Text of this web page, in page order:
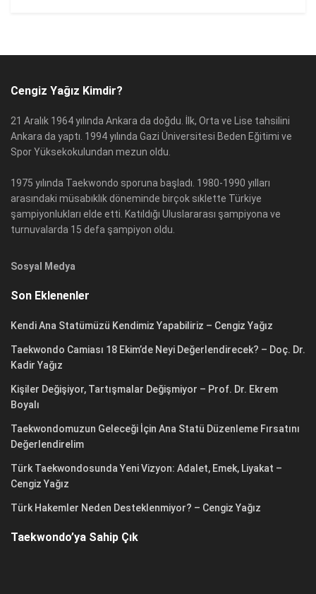
Cengiz Yağız Kimdir?
21 Aralık 1964 yılında Ankara da doğdu. İlk, Orta ve Lise tahsilini
Ankara da yaptı. 1994 yılında Gazi Üniversitesi Beden Eğitimi ve
Spor Yüksekokulundan mezun oldu.
1975 yılında Taekwondo sporuna başladı. 1980-1990 yılları
arasındaki müsabıklık döneminde birçok sıklette Türkiye
şampiyonlukları elde etti. Katıldığı Uluslararası şampiyona ve
turnuvalarda 15 defa şampiyon oldu.
Sosyal Medya
Son Eklenenler
Kendi Ana Statümüzü Kendimiz Yapabiliriz – Cengiz Yağız
Taekwondo Camiası 18 Ekim’de Neyi Değerlendirecek? – Doç. Dr.
Kadir Yağız
Kişiler Değişiyor, Tartışmalar Değişmiyor – Prof. Dr. Ekrem
Boyalı
Taekwondomuzun Geleceği İçin Ana Statü Düzenleme Fırsatını
Değerlendirelim
Türk Taekwondosunda Yeni Vizyon: Adalet, Emek, Liyakat –
Cengiz Yağız
Türk Hakemler Neden Desteklenmiyor? – Cengiz Yağız
Taekwondo’ya Sahip Çık